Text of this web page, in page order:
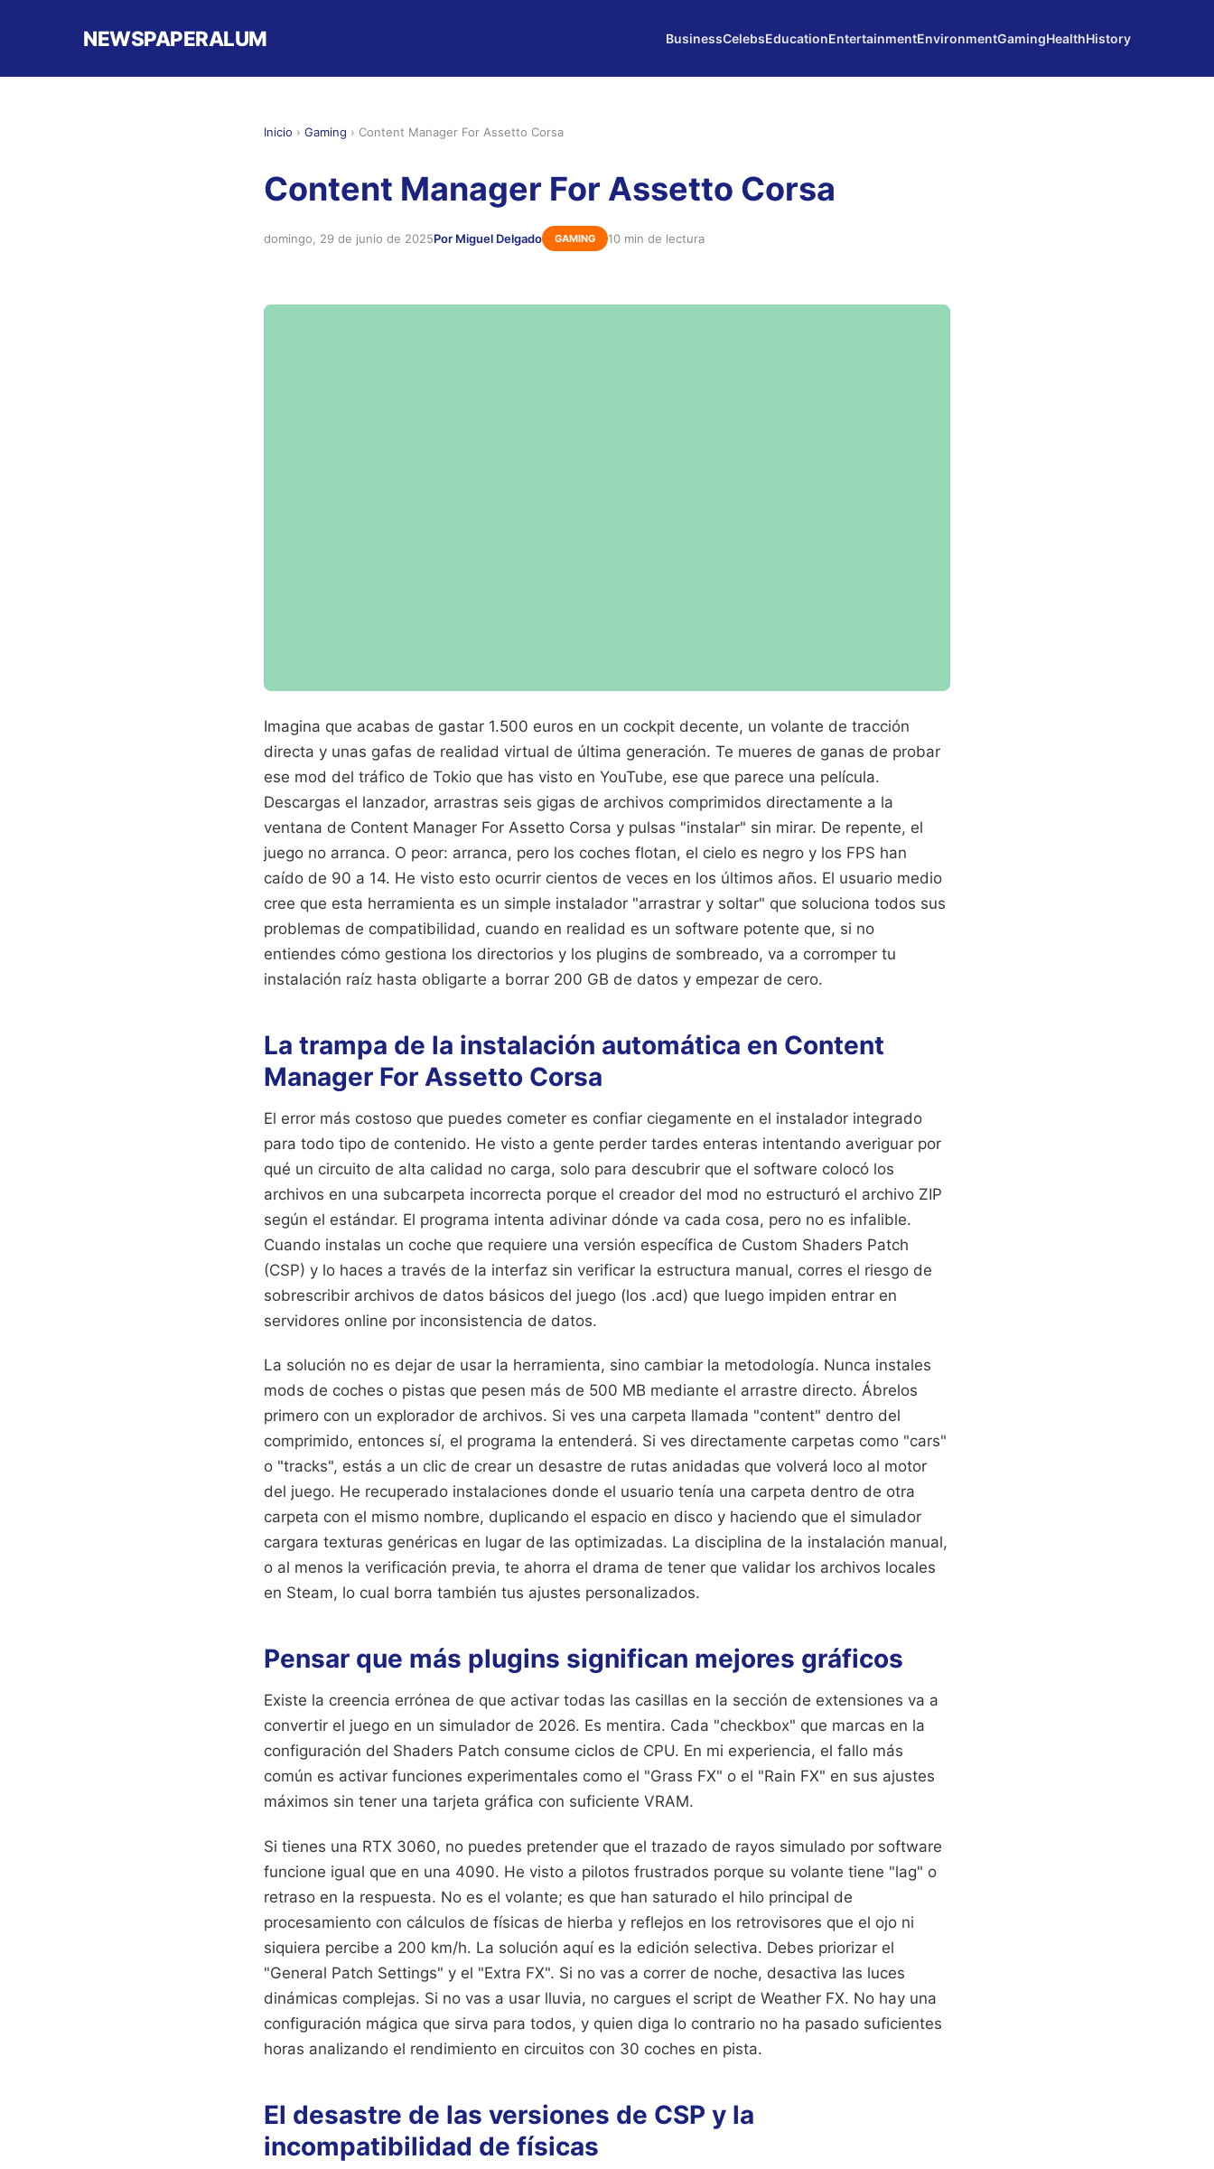
NEWSPAPERALUM BusinessCelebsEducationEntertainmentEnvironmentGamingHealthHistory
Inicio › Gaming › Content Manager For Assetto Corsa
Content Manager For Assetto Corsa
domingo, 29 de junio de 2025Por Miguel Delgado GAMING 10 min de lectura
Imagina que acabas de gastar 1.500 euros en un cockpit decente, un volante de tracción
directa y unas gafas de realidad virtual de última generación. Te mueres de ganas de probar
ese mod del tráfico de Tokio que has visto en YouTube, ese que parece una película.
Descargas el lanzador, arrastras seis gigas de archivos comprimidos directamente a la
ventana de Content Manager For Assetto Corsa y pulsas "instalar" sin mirar. De repente, el
juego no arranca. O peor: arranca, pero los coches flotan, el cielo es negro y los FPS han
caído de 90 a 14. He visto esto ocurrir cientos de veces en los últimos años. El usuario medio
cree que esta herramienta es un simple instalador "arrastrar y soltar" que soluciona todos sus
problemas de compatibilidad, cuando en realidad es un software potente que, si no
entiendes cómo gestiona los directorios y los plugins de sombreado, va a corromper tu
instalación raíz hasta obligarte a borrar 200 GB de datos y empezar de cero.
La trampa de la instalación automática en Content
Manager For Assetto Corsa
El error más costoso que puedes cometer es confiar ciegamente en el instalador integrado
para todo tipo de contenido. He visto a gente perder tardes enteras intentando averiguar por
qué un circuito de alta calidad no carga, solo para descubrir que el software colocó los
archivos en una subcarpeta incorrecta porque el creador del mod no estructuró el archivo ZIP
según el estándar. El programa intenta adivinar dónde va cada cosa, pero no es infalible.
Cuando instalas un coche que requiere una versión específica de Custom Shaders Patch
(CSP) y lo haces a través de la interfaz sin verificar la estructura manual, corres el riesgo de
sobrescribir archivos de datos básicos del juego (los .acd) que luego impiden entrar en
servidores online por inconsistencia de datos.
La solución no es dejar de usar la herramienta, sino cambiar la metodología. Nunca instales
mods de coches o pistas que pesen más de 500 MB mediante el arrastre directo. Ábrelos
primero con un explorador de archivos. Si ves una carpeta llamada "content" dentro del
comprimido, entonces sí, el programa la entenderá. Si ves directamente carpetas como "cars"
o "tracks", estás a un clic de crear un desastre de rutas anidadas que volverá loco al motor
del juego. He recuperado instalaciones donde el usuario tenía una carpeta dentro de otra
carpeta con el mismo nombre, duplicando el espacio en disco y haciendo que el simulador
cargara texturas genéricas en lugar de las optimizadas. La disciplina de la instalación manual,
o al menos la verificación previa, te ahorra el drama de tener que validar los archivos locales
en Steam, lo cual borra también tus ajustes personalizados.
Pensar que más plugins significan mejores gráficos
Existe la creencia errónea de que activar todas las casillas en la sección de extensiones va a
convertir el juego en un simulador de 2026. Es mentira. Cada "checkbox" que marcas en la
configuración del Shaders Patch consume ciclos de CPU. En mi experiencia, el fallo más
común es activar funciones experimentales como el "Grass FX" o el "Rain FX" en sus ajustes
máximos sin tener una tarjeta gráfica con suficiente VRAM.
Si tienes una RTX 3060, no puedes pretender que el trazado de rayos simulado por software
funcione igual que en una 4090. He visto a pilotos frustrados porque su volante tiene "lag" o
retraso en la respuesta. No es el volante; es que han saturado el hilo principal de
procesamiento con cálculos de físicas de hierba y reflejos en los retrovisores que el ojo ni
siquiera percibe a 200 km/h. La solución aquí es la edición selectiva. Debes priorizar el
"General Patch Settings" y el "Extra FX". Si no vas a correr de noche, desactiva las luces
dinámicas complejas. Si no vas a usar lluvia, no cargues el script de Weather FX. No hay una
configuración mágica que sirva para todos, y quien diga lo contrario no ha pasado suficientes
horas analizando el rendimiento en circuitos con 30 coches en pista.
El desastre de las versiones de CSP y la
incompatibilidad de físicas